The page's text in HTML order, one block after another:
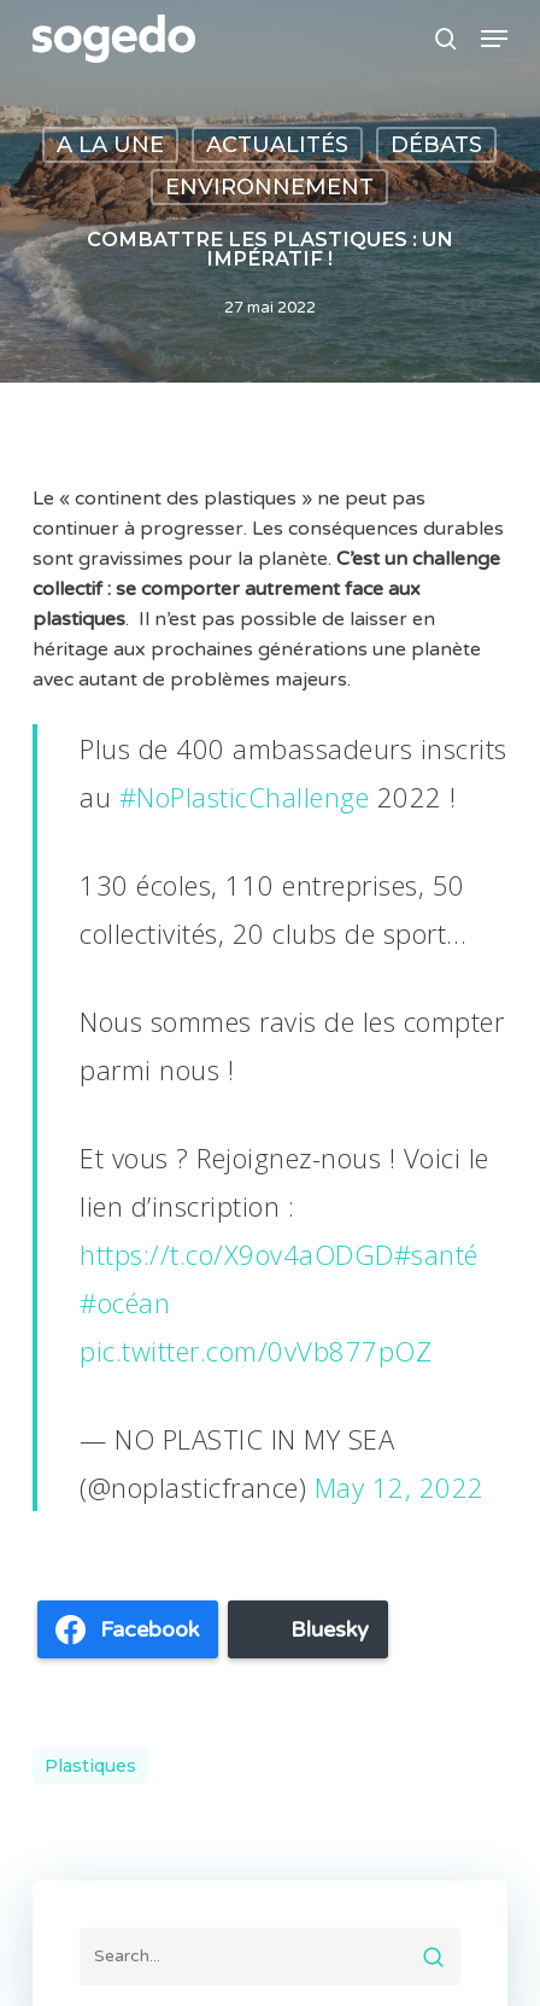
content
search
Menu
A LA UNE ACTUALITÉS
DÉBATS
ENVIRONNEMENT
COMBATTRE LES PLASTIQUES : UN
IMPÉRATIF !
27 mai 2022
Le « continent des plastiques » ne peut pas
continuer à progresser. Les conséquences durables
sont gravissimes pour la planète. C’est un challenge
collectif : se comporter autrement face aux
plastiques. Il n’est pas possible de laisser en
héritage aux prochaines générations une planète
avec autant de problèmes majeurs.
Plus de 400 ambassadeurs inscrits
au #NoPlasticChallenge 2022 !
130 écoles, 110 entreprises, 50
collectivités, 20 clubs de sport…
Nous sommes ravis de les compter
parmi nous !
Et vous ? Rejoignez-nous ! Voici le
lien d’inscription :
https://t.co/X9ov4aODGD#santé
#océan
pic.twitter.com/0vVb877pOZ
— NO PLASTIC IN MY SEA
(@noplasticfrance) May 12, 2022
Facebook Bluesky
Plastiques